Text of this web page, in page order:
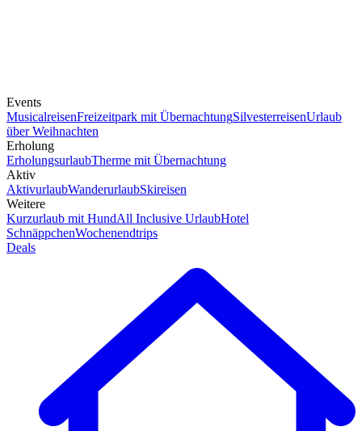
Events
MusicalreisenFreizeitpark mit ÜbernachtungSilvesterreisenUrlaub
über Weihnachten
Erholung
ErholungsurlaubTherme mit Übernachtung
Aktiv
AktivurlaubWanderurlaubSkireisen
Weitere
Kurzurlaub mit HundAll Inclusive UrlaubHotel
SchnäppchenWochenendtrips
Deals